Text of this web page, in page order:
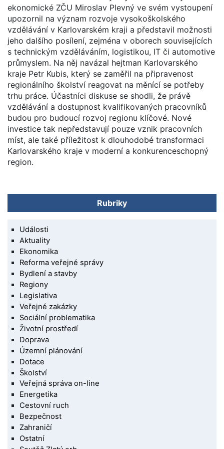
ekonomické ZČU Miroslav Plevný ve svém vystoupení
upozornil na význam rozvoje vysokoškolského
vzdělávání v Karlovarském kraji a představil možnosti
jeho dalšího posílení, zejména v oborech souvisejících
s technickým vzděláváním, logistikou, IT či automotive
průmyslem. Na něj navázal hejtman Karlovarského
kraje Petr Kubis, který se zaměřil na připravenost
regionálního školství reagovat na měnící se potřeby
trhu práce. Účastníci diskuse se shodli, že právě
vzdělávání a dostupnost kvalifikovaných pracovníků
budou pro budoucí rozvoj regionu klíčové. Nové
investice tak nepředstavují pouze vznik pracovních
míst, ale také příležitost k dlouhodobé transformaci
Karlovarského kraje v moderní a konkurenceschopný
region.
Rubriky
Události
Aktuality
Ekonomika
Reforma veřejné správy
Bydlení a stavby
Regiony
Legislativa
Veřejné zakázky
Sociální problematika
Životní prostředí
Doprava
Územní plánování
Dotace
Školství
Veřejná správa on-line
Energetika
Cestovní ruch
Bezpečnost
Zahraničí
Ostatní